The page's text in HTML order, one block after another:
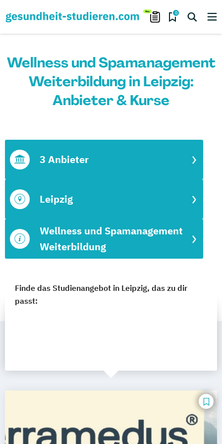
0
Wellness und Spamanagement
Weiterbildung in Leipzig:
Anbieter & Kurse
Wellness und Spamanagement
Weiterbildung
Leipzig
3 Anbieter
Finde das Studienangebot in Leipzig, das zu dir
passt: